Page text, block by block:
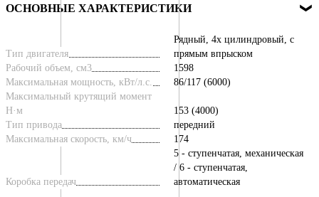
ОСНОВНЫЕ ХАРАКТЕРИСТИКИ
Тип двигателя
Рядный, 4х цилиндровый, с
прямым впрыском
Рабочий объем, см3
1598
Максимальная мощность, кВт/л.с.
86/117 (6000)
Максимальный крутящий момент
Н·м
153 (4000)
Тип привода
передний
Максимальная скорость, км/ч
174
Коробка передач
5 - ступенчатая, механическая
/ 6 - ступенчатая,
автоматическая